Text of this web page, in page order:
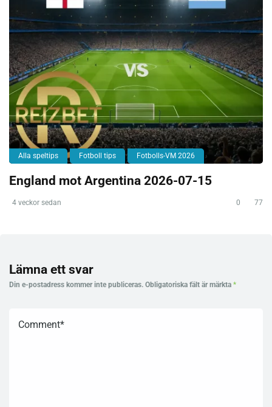
Alla speltips Fotboll tips Fotbolls-VM 2026
England mot Argentina 2026-07-15
4 veckor sedan 0 77
Lämna ett svar
Din e-postadress kommer inte publiceras. Obligatoriska fält är märkta *